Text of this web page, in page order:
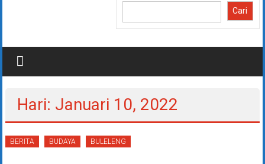
Cari
Hari: Januari 10, 2022
BERITA BUDAYA BULELENG